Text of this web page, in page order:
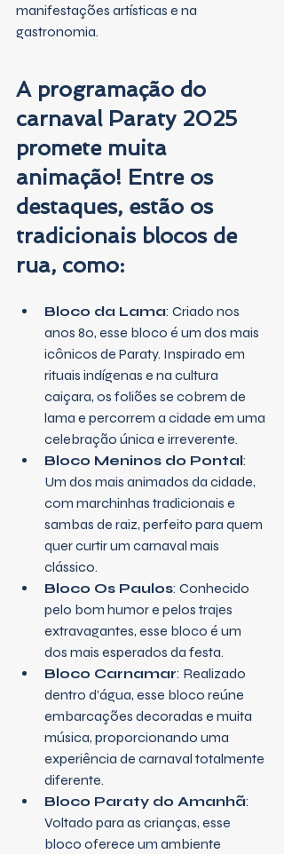
manifestações artísticas e na
gastronomia.
A programação do
carnaval Paraty 2025
promete muita
animação! Entre os
destaques, estão os
tradicionais blocos de
rua, como:
Bloco da Lama: Criado nos
anos 80, esse bloco é um dos mais
icônicos de Paraty. Inspirado em
rituais indígenas e na cultura
caiçara, os foliões se cobrem de
lama e percorrem a cidade em uma
celebração única e irreverente.
Bloco Meninos do Pontal:
Um dos mais animados da cidade,
com marchinhas tradicionais e
sambas de raiz, perfeito para quem
quer curtir um carnaval mais
clássico.
Bloco Os Paulos: Conhecido
pelo bom humor e pelos trajes
extravagantes, esse bloco é um
dos mais esperados da festa.
Bloco Carnamar: Realizado
dentro d’água, esse bloco reúne
embarcações decoradas e muita
música, proporcionando uma
experiência de carnaval totalmente
diferente.
Bloco Paraty do Amanhã:
Voltado para as crianças, esse
bloco oferece um ambiente